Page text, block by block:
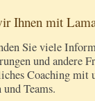
Ihnen mit
Sie viele
und andere
Coaching mit
Teams.